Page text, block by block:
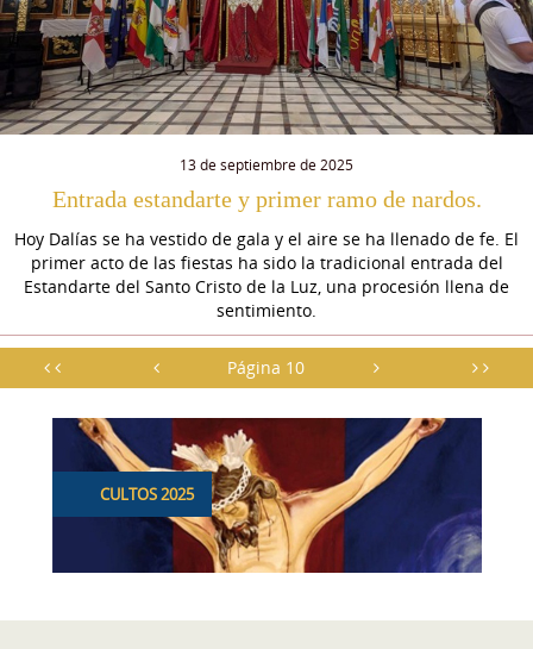
13 de septiembre de 2025
Entrada estandarte y primer ramo de nardos.
Hoy Dalías se ha vestido de gala y el aire se ha llenado de fe. El
primer acto de las fiestas ha sido la tradicional entrada del
Estandarte del Santo Cristo de la Luz, una procesión llena de
sentimiento.
Página 10
CULTOS 2025